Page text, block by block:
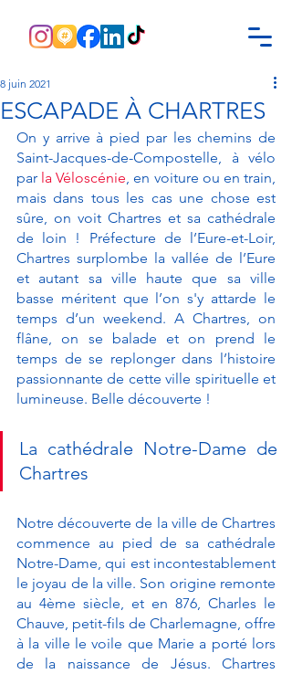
ESCAPADE À CHARTRES
8 juin 2021
On y arrive à pied par les chemins de
Saint-Jacques-de-Compostelle, à vélo
par la Véloscénie, en voiture ou en train,
mais dans tous les cas une chose est
sûre, on voit Chartres et sa cathédrale
de loin ! Préfecture de l’Eure-et-Loir,
Chartres surplombe la vallée de l’Eure
et autant sa ville haute que sa ville
basse méritent que l’on s'y attarde le
temps d’un weekend. A Chartres, on
flâne, on se balade et on prend le
temps de se replonger dans l’histoire
passionnante de cette ville spirituelle et
lumineuse. Belle découverte !
La cathédrale Notre-Dame de
Chartres
Notre découverte de la ville de Chartres
commence au pied de sa cathédrale
Notre-Dame, qui est incontestablement
le joyau de la ville. Son origine remonte
au 4ème siècle, et en 876, Charles le
Chauve, petit-fils de Charlemagne, offre
à la ville le voile que Marie a porté lors
de la naissance de Jésus. Chartres